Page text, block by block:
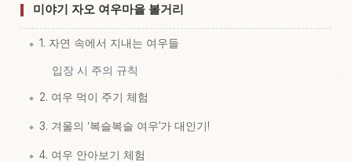
미야기 자오 여우마을 볼거리
1. 자연 속에서 지내는 여우들
입장 시 주의 규칙
2. 여우 먹이 주기 체험
3. 겨울의 ‘복슬복슬 여우’가 대인기!
4. 여우 안아보기 체험